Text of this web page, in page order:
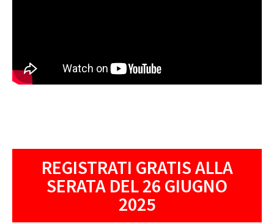
REGISTRATI GRATIS ALLA
SERATA DEL 26 GIUGNO
2025